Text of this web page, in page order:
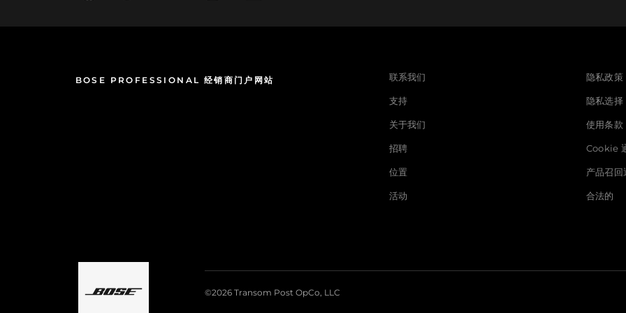
ControlSpace 设计软件可通过自动
发现、拖放式编程和自动路由，快速
BOSE PROFESSIONAL 经销商门户网站 联系我们
支持
关于我们
招聘
位置
活动
隐私政策
隐私选择
使用条款
Cookie
产品召回
合法的
©2026 Transom Post OpCo, LLC